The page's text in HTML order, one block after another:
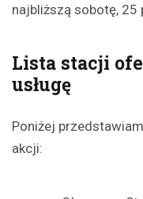
najbliższą sobotę, 25
Lista stacji
usługę
Poniżej
akcji: